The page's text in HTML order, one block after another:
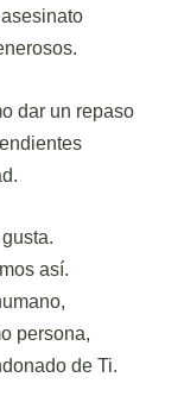
dar un repaso
así.
persona,
de Ti.